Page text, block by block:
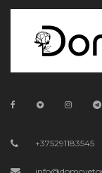
+375291183545